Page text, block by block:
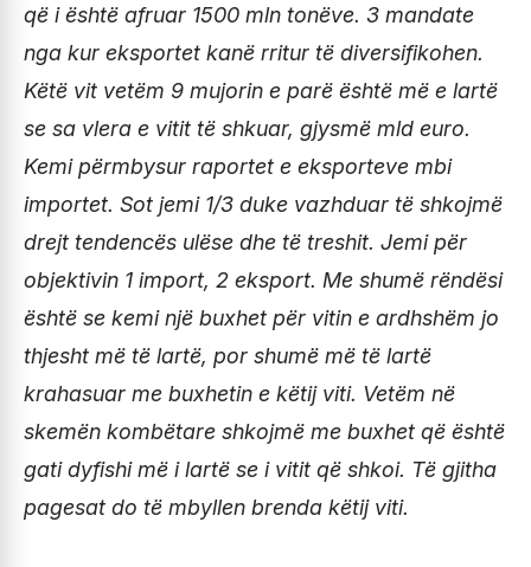
që i është afruar 1500 mln tonëve. 3 mandate
nga kur eksportet kanë rritur të diversifikohen.
Këtë vit vetëm 9 mujorin e parë është më e lartë
se sa vlera e vitit të shkuar, gjysmë mld euro.
Kemi përmbysur raportet e eksporteve mbi
importet. Sot jemi 1/3 duke vazhduar të shkojmë
drejt tendencës ulëse dhe të treshit. Jemi për
objektivin 1 import, 2 eksport. Me shumë rëndësi
është se kemi një buxhet për vitin e ardhshëm jo
thjesht më të lartë, por shumë më të lartë
krahasuar me buxhetin e këtij viti. Vetëm në
skemën kombëtare shkojmë me buxhet që është
gati dyfishi më i lartë se i vitit që shkoi. Të gjitha
pagesat do të mbyllen brenda këtij viti.